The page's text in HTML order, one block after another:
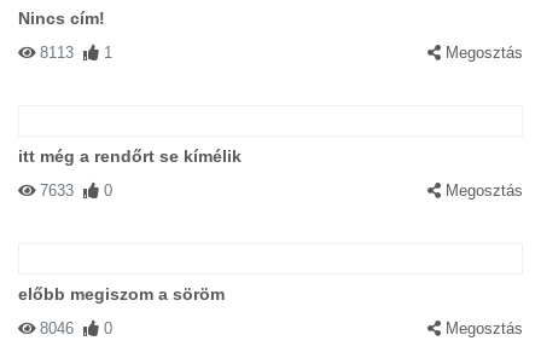
Nincs cím!
8113 1 Megosztás
itt még a rendőrt se kímélik
7633 0 Megosztás
előbb megiszom a söröm
8046 0 Megosztás